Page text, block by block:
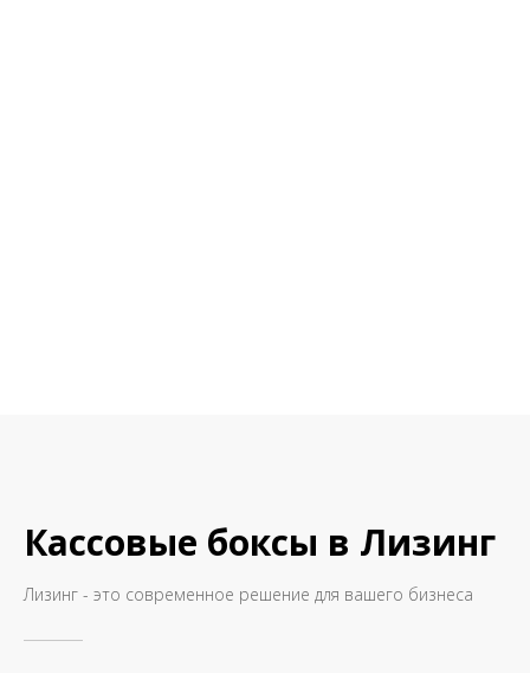
Кассовые боксы в Лизинг
Лизинг - это современное решение для вашего бизнеса